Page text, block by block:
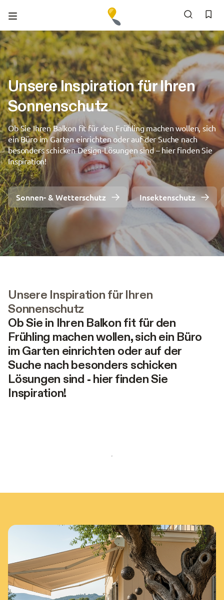
Kontakt 0800 - 1122010
Unsere Inspiration für Ihren
Sonnenschutz
Ob Sie Ihren Balkon fit für den Frühling machen wollen, sich
ein Büro im Garten einrichten oder auf der Suche nach
besonders schicken Design-Lösungen sind – hier finden Sie
Inspiration!
Sonnen- & Wetterschutz Insektenschutz
Unsere Inspiration für Ihren
Sonnenschutz
Ob Sie in Ihren Balkon fit für den
Frühling machen wollen, sich ein Büro
im Garten einrichten oder auf der
Suche nach besonders schicken
Lösungen sind - hier finden Sie
Inspiration!